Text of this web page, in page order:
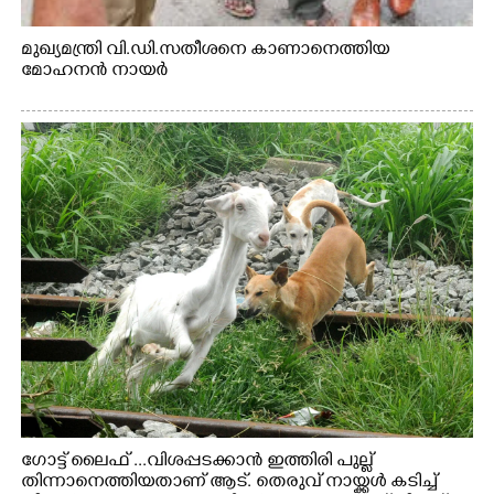
മുഖ്യമന്ത്രി വി.ഡി.സതീശനെ കാണാനെത്തിയ
മോഹനൻ നായർ
ഗോട്ട് ലൈഫ് ...വിശപ്പടക്കാൻ ഇത്തിരി പുല്ല്
തിന്നാനെത്തിയതാണ് ആട്. തെരുവ് നായ്ക്കൾ കടിച്ച്